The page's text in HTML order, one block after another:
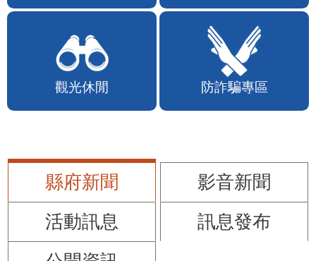
觀光休閒 防詐騙專區
縣府新聞
影音新聞
活動訊息
訊息發布